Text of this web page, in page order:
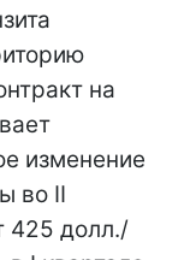
на
изменение
во II
425 долл./